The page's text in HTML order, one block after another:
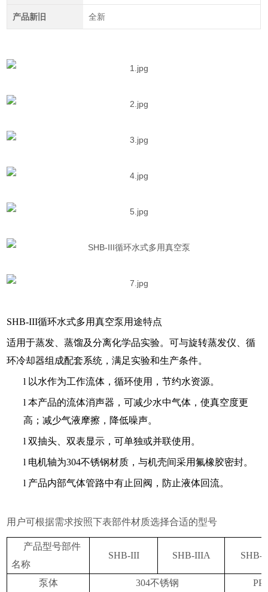
产品新旧 全新
SHB-III循环水式多用真空泵用途特点
适用于蒸发、蒸馏及分离化学品实验。可与旋转蒸发仪、循
环冷却器组成配套系统，满足实验和生产条件。
l 以水作为工作流体，循环使用，节约水资源。
l 本产品的流体消声器，可减少水中气体，使真空度更
高；减少气液摩擦，降低噪声。
l 双抽头、双表显示，可单独或并联使用。
l 电机轴为304不锈钢材质，与机壳间采用氟橡胶密封。
l 产品内部气体管路中有止回阀，防止液体回流。
用户可根据需求按照下表部件材质选择合适的型号
产品型号部件
名称
SHB-III SHB-IIIA SHB-
泵体 304不锈钢 PP